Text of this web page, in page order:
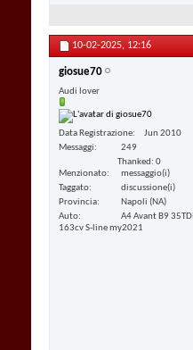
10-02-2025, 12:16
giosue70
Audi lover
Data Registrazione
Jun 2010
Messaggi
249
Thanked: 0
Menzionato
messaggio(i)
Taggato
discussione(i)
Provincia
Napoli (NA)
Auto
A4 Avant B9 35TDI
163cv S-line my2021